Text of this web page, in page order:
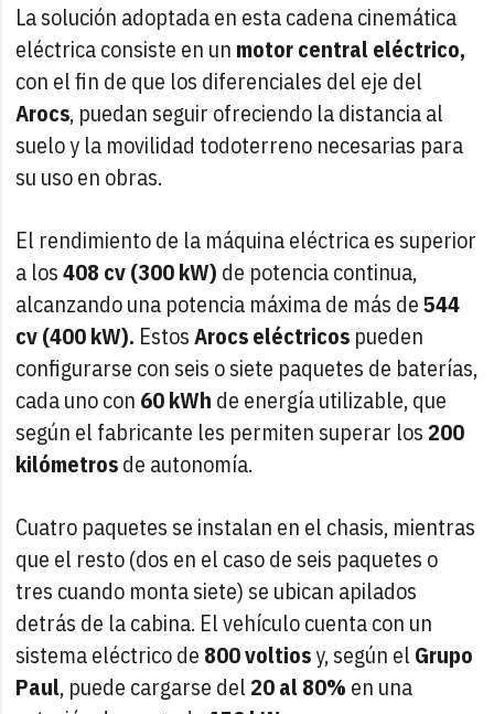
La solución adoptada en esta cadena cinemática
eléctrica consiste en un motor central eléctrico,
con el fin de que los diferenciales del eje del
Arocs, puedan seguir ofreciendo la distancia al
suelo y la movilidad todoterreno necesarias para
su uso en obras.
El rendimiento de la máquina eléctrica es superior
a los408 cv (300 kW) de potencia continua,
alcanzando una potencia máxima de más de544
cv (400 kW). EstosArocs eléctricos pueden
configurarse con seis o siete paquetes de baterías,
cada uno con 60 kWh de energía utilizable, que
según el fabricante les permiten superar los200
kilómetrosde autonomía.
Cuatro paquetes se instalan en el chasis, mientras
que el resto (dos en el caso de seis paquetes o
tres cuando monta siete) se ubican apilados
detrás de la cabina. El vehículo cuenta con un
sistema eléctrico de 800 voltiosy, según el Grupo
Paul, puede cargarse del20 al 80% en una